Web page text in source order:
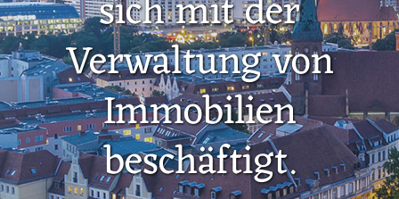
Verwaltung von
Immobilien
beschäftigt.